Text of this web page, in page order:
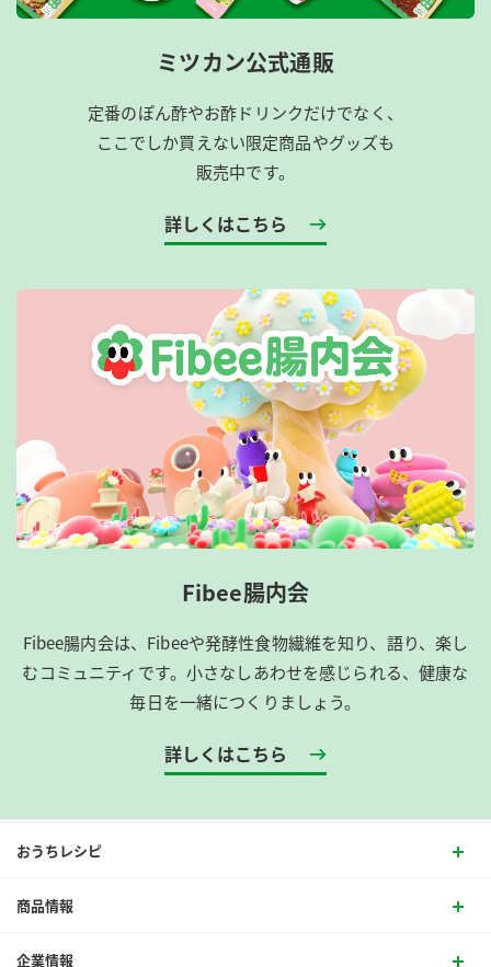
ミツカン公式通販
定番のぽん酢やお酢ドリンクだけでなく、
ここでしか買えない限定商品やグッズも
販売中です。
詳しくはこちら
Fibee腸内会
Fibee腸内会は、​Fibeeや発酵性食物繊維を知り、語り、楽し
むコミュニティです。​小さなしあわせを感じられる、健康な
毎日を一緒につくりましょう。
詳しくはこちら
おうちレシピ
商品情報
企業情報